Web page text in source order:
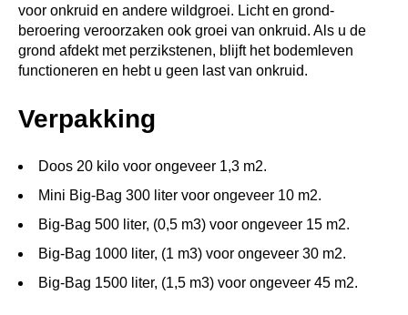
voor onkruid en andere wildgroei. Licht en grond-
beroering veroorzaken ook groei van onkruid. Als u de
grond afdekt met perzikstenen, blijft het bodemleven
functioneren en hebt u geen last van onkruid.
Verpakking
Doos 20 kilo voor ongeveer 1,3 m2.
Mini Big-Bag 300 liter voor ongeveer 10 m2.
Big-Bag 500 liter, (0,5 m3) voor ongeveer 15 m2.
Big-Bag 1000 liter, (1 m3) voor ongeveer 30 m2.
Big-Bag 1500 liter, (1,5 m3) voor ongeveer 45 m2.